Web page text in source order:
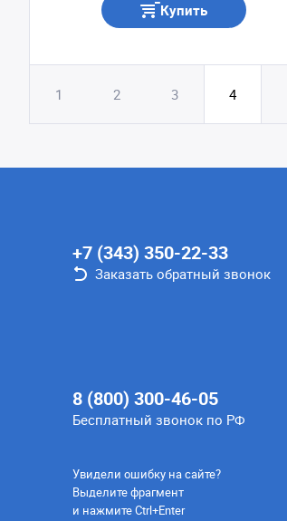
Купить
1 2 3 4
+7 (343) 350-22-33
Заказать обратный звонок
8 (800) 300-46-05
Бесплатный звонок по РФ
Увидели ошибку на сайте?
Выделите фрагмент
и нажмите Ctrl+Enter